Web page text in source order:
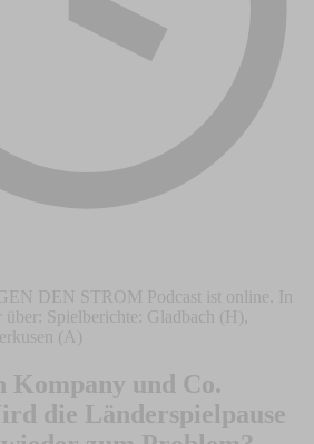
DEN STROM Podcast ist online. In
Spielberichte: Gladbach (H),
(A)
Kompany und Co.
die Länderspielpause